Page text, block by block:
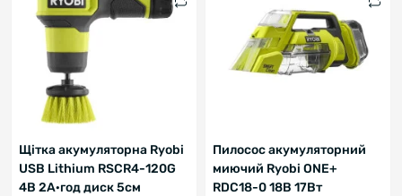
Щітка акумуляторна Ryobi
USB Lithium RSCR4-120G
4В 2А·год диск 5см
Пилосос акумуляторний
миючий Ryobi ONE+
RDC18-0 18В 17Вт